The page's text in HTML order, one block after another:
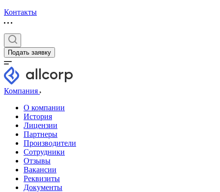
Контакты
Подать заявку
Компания
О компании
История
Лицензии
Партнеры
Производители
Сотрудники
Отзывы
Вакансии
Реквизиты
Документы